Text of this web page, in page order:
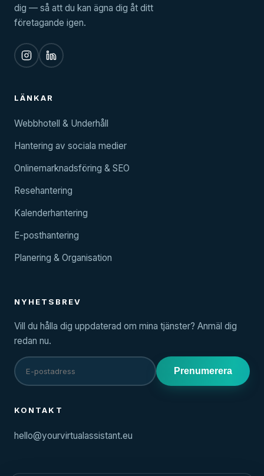
dig — så att du kan ägna dig åt ditt
företagande igen.
LÄNKAR
Webbhotell & Underhåll
Hantering av sociala medier
Onlinemarknadsföring & SEO
Resehantering
Kalenderhantering
E-posthantering
Planering & Organisation
NYHETSBREV
Vill du hålla dig uppdaterad om mina tjänster? Anmäl dig
redan nu.
Prenumerera
KONTAKT
hello@yourvirtualassistant.eu